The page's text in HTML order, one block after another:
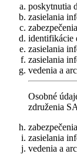
poskytnutia
zasielania
identifikácie
zasielania
zasielania
vedenia a
Osobné
združenia
zasielania
vedenia a